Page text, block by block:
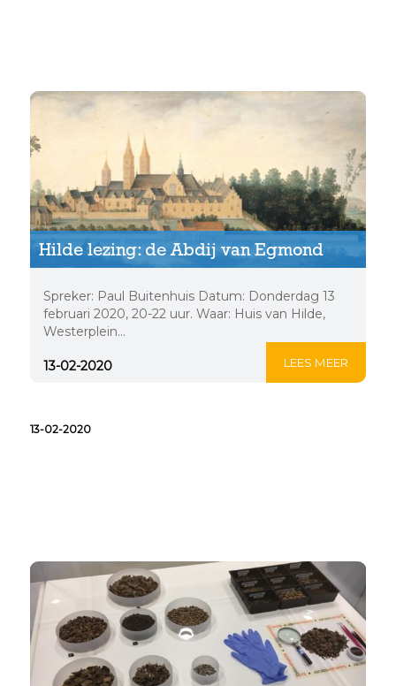
Hilde lezing: de Abdij van Egmond
Spreker: Paul Buitenhuis Datum: Donderdag 13
februari 2020, 20-22 uur. Waar: Huis van Hilde,
Westerplein...
13-02-2020 LEES MEER
13-02-2020